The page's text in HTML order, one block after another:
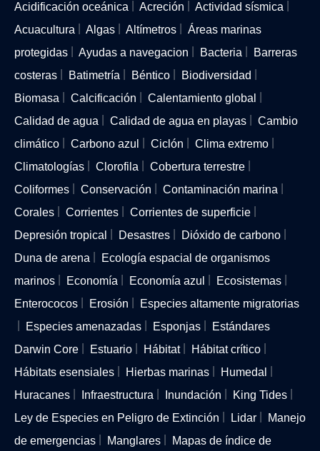
Acidificación oceánica Acreción
Actividad sísmica
Acuacultura
Algas Altímetros
Áreas marinas
protegidas
Ayudas a navegacion Bacteria
Barreras
costeras
Batimetría Béntico
Biodiversidad
Biomasa
Calcificación
Calentamiento global
Calidad de agua
Calidad de agua en playas
Cambio
climático
Carbono azul Ciclón
Clima extremo
Climatologías
Clorofila
Cobertura terrestre
Coliformes
Conservación
Contaminación marina
Corales
Corrientes
Corrientes de superficie
Depresión tropical
Desastres
Dióxido de carbono
Duna de arena
Ecología espacial de organismos
marinos
Economía Economía azul
Ecosistemas
Enterococos
Erosión
Especies altamente migratorias
Especies amenazadas
Esponjas
Estándares
Darwin Core
Estuario Hábitat
Hábitat crítico
Hábitats esensiales
Hierbas marinas
Humedal
Huracanes
Infraestructura Inundación
King Tides
Ley de Especies en Peligro de Extinción
Lidar
Manejo
de emergencias
Manglares
Mapas de índice de